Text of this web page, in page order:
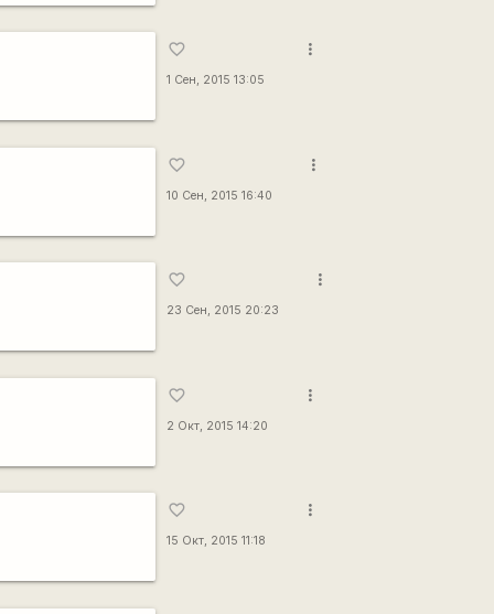
favorite_border
1 Сен, 2015 13:05
more_vert
favorite_border
10 Сен, 2015 16:40
more_vert
favorite_border
23 Сен, 2015 20:23
more_vert
favorite_border
2 Окт, 2015 14:20
more_vert
favorite_border
15 Окт, 2015 11:18
more_vert